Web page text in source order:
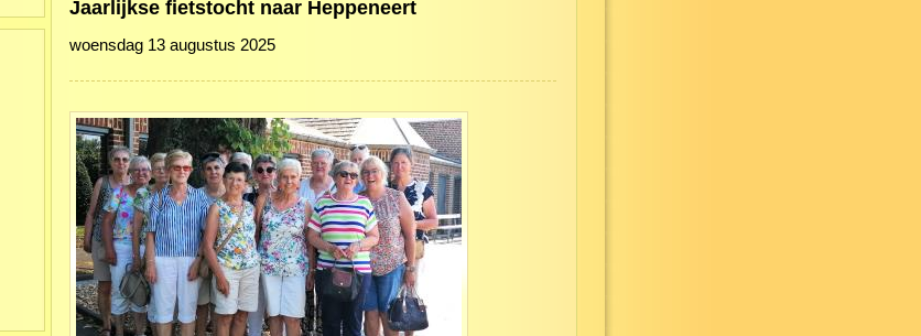
Jaarlijkse fietstocht naar Heppeneert
woensdag 13 augustus 2025